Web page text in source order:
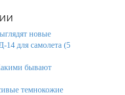
новые
14 для самолета (5
бывают
темнокожие